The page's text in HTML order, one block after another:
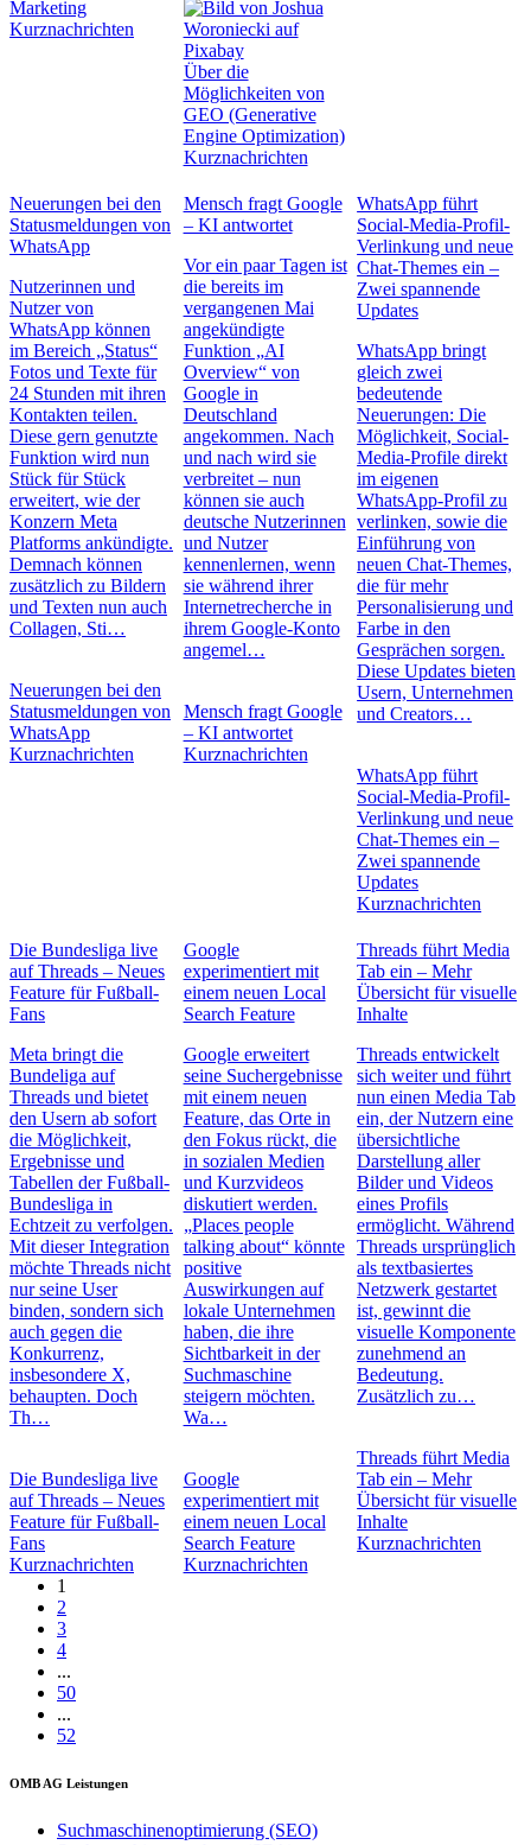
Marketing
Kurznachrichten
Über die
Möglichkeiten von
GEO (Generative
Engine Optimization)
Kurznachrichten
Neuerungen bei den
Statusmeldungen von
WhatsApp
Nutzerinnen und
Nutzer von
WhatsApp können
im Bereich „Status“
Fotos und Texte für
24 Stunden mit ihren
Kontakten teilen.
Diese gern genutzte
Funktion wird nun
Stück für Stück
erweitert, wie der
Konzern Meta
Platforms ankündigte.
Demnach können
zusätzlich zu Bildern
und Texten nun auch
Collagen, Sti…
Neuerungen bei den
Statusmeldungen von
WhatsApp
Kurznachrichten
Mensch fragt Google
– KI antwortet
Vor ein paar Tagen ist
die bereits im
vergangenen Mai
angekündigte
Funktion „AI
Overview“ von
Google in
Deutschland
angekommen. Nach
und nach wird sie
verbreitet – nun
können sie auch
deutsche Nutzerinnen
und Nutzer
kennenlernen, wenn
sie während ihrer
Internetrecherche in
ihrem Google-Konto
angemel…
Mensch fragt Google
– KI antwortet
Kurznachrichten
WhatsApp führt
Social-Media-Profil-
Verlinkung und neue
Chat-Themes ein –
Zwei spannende
Updates
WhatsApp bringt
gleich zwei
bedeutende
Neuerungen: Die
Möglichkeit, Social-
Media-Profile direkt
im eigenen
WhatsApp-Profil zu
verlinken, sowie die
Einführung von
neuen Chat-Themes,
die für mehr
Personalisierung und
Farbe in den
Gesprächen sorgen.
Diese Updates bieten
Usern, Unternehmen
und Creators…
WhatsApp führt
Social-Media-Profil-
Verlinkung und neue
Chat-Themes ein –
Zwei spannende
Updates
Kurznachrichten
Die Bundesliga live
auf Threads – Neues
Feature für Fußball-
Fans
Meta bringt die
Bundeliga auf
Threads und bietet
den Usern ab sofort
die Möglichkeit,
Ergebnisse und
Tabellen der Fußball-
Bundesliga in
Echtzeit zu verfolgen.
Mit dieser Integration
möchte Threads nicht
nur seine User
binden, sondern sich
auch gegen die
Konkurrenz,
insbesondere X,
behaupten. Doch
Th…
Die Bundesliga live
auf Threads – Neues
Feature für Fußball-
Fans
Kurznachrichten
Google
experimentiert mit
einem neuen Local
Search Feature
Google erweitert
seine Suchergebnisse
mit einem neuen
Feature, das Orte in
den Fokus rückt, die
in sozialen Medien
und Kurzvideos
diskutiert werden.
„Places people
talking about“ könnte
positive
Auswirkungen auf
lokale Unternehmen
haben, die ihre
Sichtbarkeit in der
Suchmaschine
steigern möchten.
Wa…
Google
experimentiert mit
einem neuen Local
Search Feature
Kurznachrichten
Threads führt Media
Tab ein – Mehr
Übersicht für visuelle
Inhalte
Threads entwickelt
sich weiter und führt
nun einen Media Tab
ein, der Nutzern eine
übersichtliche
Darstellung aller
Bilder und Videos
eines Profils
ermöglicht. Während
Threads ursprünglich
als textbasiertes
Netzwerk gestartet
ist, gewinnt die
visuelle Komponente
zunehmend an
Bedeutung.
Zusätzlich zu…
Threads führt Media
Tab ein – Mehr
Übersicht für visuelle
Inhalte
Kurznachrichten
1
2
3
4
...
50
...
52
OMB AG Leistungen
Suchmaschinenoptimierung (SEO)